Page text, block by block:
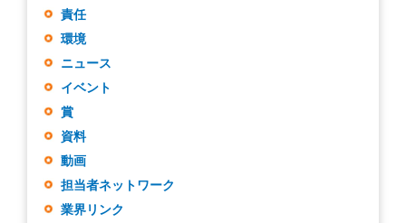
責任
環境
ニュース
イベント
賞
資料
動画
担当者ネットワーク
業界リンク